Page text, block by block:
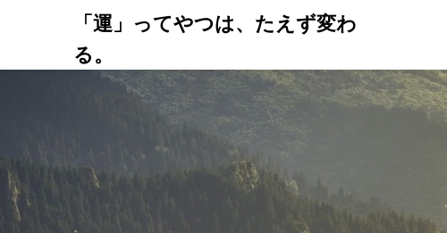
「運」ってやつは、たえず変わ
る。